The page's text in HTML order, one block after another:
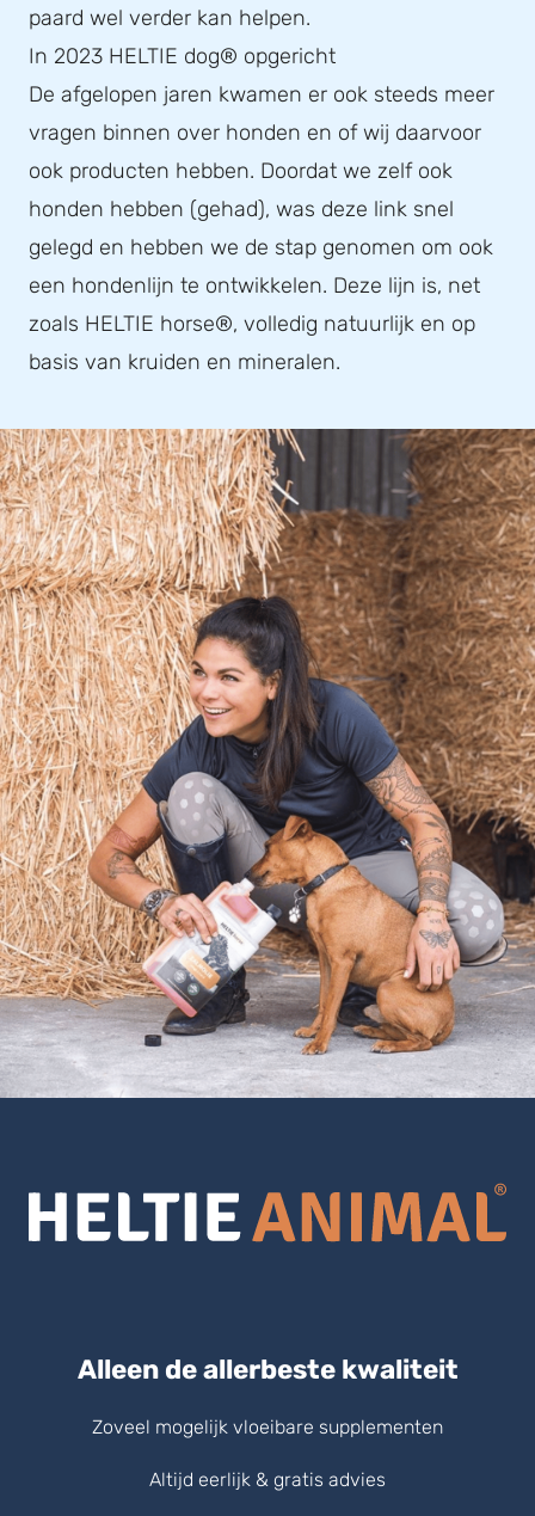
paard wel verder kan helpen.
In 2023 HELTIE dog® opgericht
De afgelopen jaren kwamen er ook steeds meer
vragen binnen over honden en of wij daarvoor
ook producten hebben. Doordat we zelf ook
honden hebben (gehad), was deze link snel
gelegd en hebben we de stap genomen om ook
een hondenlijn te ontwikkelen. Deze lijn is, net
zoals HELTIE horse®, volledig natuurlijk en op
basis van kruiden en mineralen.
Alleen de allerbeste kwaliteit
Zoveel mogelijk vloeibare supplementen
Altijd eerlijk & gratis advies